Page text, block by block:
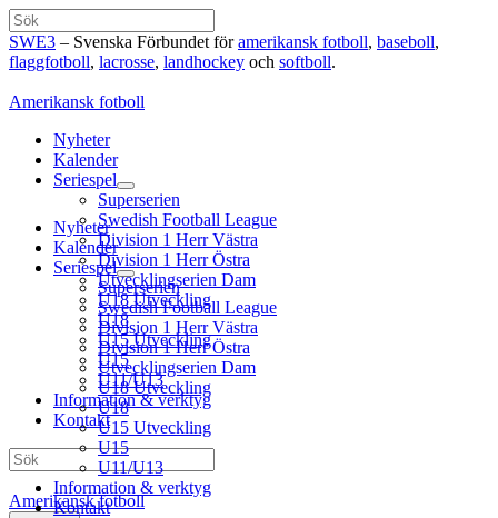
Hoppa
till
innehåll
Sök
SWE3 – Svenska Förbundet föramerikansk fotboll, baseboll,
flaggfotboll, lacrosse, landhockey och softboll.
Amerikansk fotboll
Nyheter
Kalender
Seriespel
Superserien
Swedish Football League
Division 1 Herr Västra
Division 1 Herr Östra
Utvecklingserien Dam
U18 Utveckling
U18
U15 Utveckling
U15
U11/U13
Information & verktyg
Kontakt
Sök
Amerikansk fotboll
Nyheter
Kalender
Seriespel
Superserien
Swedish Football League
Division 1 Herr Västra
Division 1 Herr Östra
Utvecklingserien Dam
U18 Utveckling
U18
U15 Utveckling
U15
U11/U13
Information & verktyg
Kontakt